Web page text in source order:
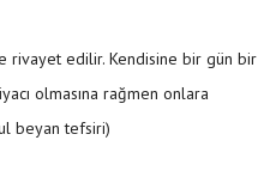
rivayet edilir. Kendisine bir gün bir
olmasına rağmen onlara
beyan tefsiri)